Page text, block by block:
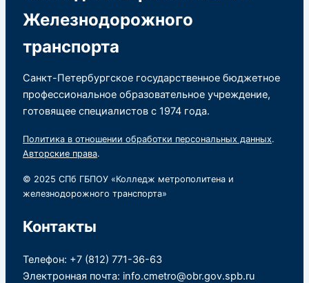
Железнодорожного
транспорта
Санкт-Петербургское государственное бюджетное
профессиональное образовательное учреждение,
готовящее специалистов с 1974 года.
Политика в отношении обработки персональных данных.
Авторские права.
© 2025 СПб ГБПОУ «Колледж метрополитена и
железнодорожного транспорта»
Контакты
Телефон: +7 (812) 771-36-63
Электронная почта: info.cmetro@obr.gov.spb.ru